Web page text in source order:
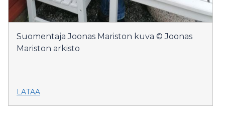
Suomentaja Joonas Mariston kuva © Joonas
Mariston arkisto
LATAA